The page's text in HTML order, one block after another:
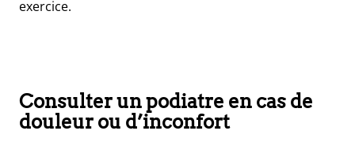
exercice.
Consulter un podiatre en cas de
douleur ou d’inconfort